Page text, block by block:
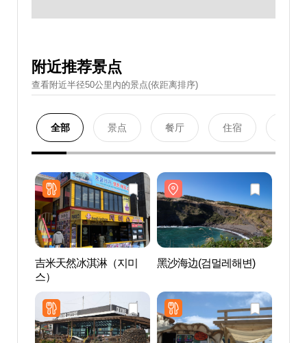
附近推荐景点
查看附近半径50公里內的景点(依距离排序)
全部 景点 餐厅 住宿
吉米天然冰淇淋（지미
스）
黑沙海边(검멀레해변)